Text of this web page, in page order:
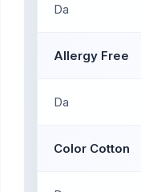
Da
Allergy Free
Da
Color Cotton